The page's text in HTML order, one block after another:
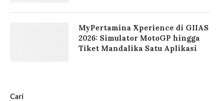
Cari
MyPertamina Xperience di GIIAS
2026: Simulator MotoGP hingga
Tiket Mandalika Satu Aplikasi